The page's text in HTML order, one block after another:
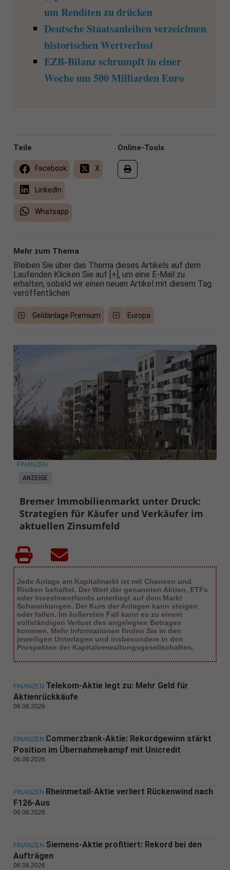
um Renditen zu drücken
Deutsche Staatsanleihen verzeichnen
historischen Wertverlust
EZB-Bilanz schrumpft in einer
Woche um 500 Milliarden Euro
Online-Tools
Teile
Facebook X
LinkedIn
Whatsapp
Mehr zum Thema
Bleiben Sie über das Thema dieses Artikels auf dem
Laufenden Klicken Sie auf [+], um eine E-Mail zu
erhalten, sobald wir einen neuen Artikel mit diesem Tag
veröffentlichen
Geldanlage Premium Europa
ANZEIGE
FINANZEN
Bremer Immobilienmarkt unter Druck:
Strategien für Käufer und Verkäufer im
aktuellen Zinsumfeld
Jede Anlage am Kapitalmarkt ist mit Chancen und
Risiken behaftet. Der Wert der genannten Aktien, ETFs
oder Investmentfonds unterliegt auf dem Markt
Schwankungen. Der Kurs der Anlagen kann steigen
oder fallen. Im äußersten Fall kann es zu einem
vollständigen Verlust des angelegten Betrages
kommen. Mehr Informationen finden Sie in den
jeweiligen Unterlagen und insbesondere in den
Prospekten der Kapitalverwaltungsgesellschaften.
FINANZEN Telekom-Aktie legt zu: Mehr Geld für
Aktienrückkäufe
06.08.2026
FINANZEN Commerzbank-Aktie: Rekordgewinn stärkt
Position im Übernahmekampf mit Unicredit
06.08.2026
FINANZEN Rheinmetall-Aktie verliert Rückenwind nach
F126-Aus
06.08.2026
FINANZEN Siemens-Aktie profitiert: Rekord bei den
Aufträgen
06.08.2026